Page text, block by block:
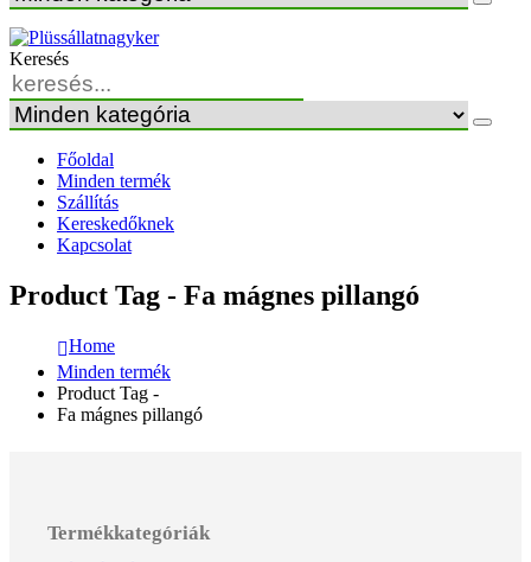
Keresés
Főoldal
Minden termék
Szállítás
Kereskedőknek
Kapcsolat
Product Tag - Fa mágnes pillangó
Home
Minden termék
Product Tag -
Fa mágnes pillangó
Termékkategóriák